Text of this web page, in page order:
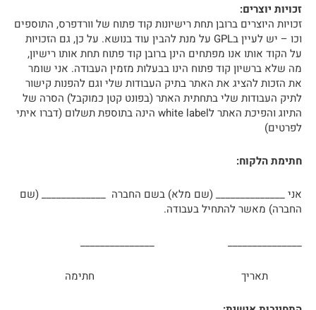
זכויות יוצרים:
זכויות היוצרים ברובן תחת רישיונות קוד פתוח של וורדפרס, התוספים
וכו – יש לעיין בGPL על מנת להבין עוד בנושא. על כן, גם הזכויות
על הקוד אותו אנו מפתחים הינן ברובן קוד פתוח תחת אותו רישיון,
מה שלא ברשיון קוד פתוח הינו בבעלות מזמין העבודה. אני שומר
את הזכות להציג את האתר בתיק העבודות שלי וגם להפנות קישור
לתיק העבודות שלי בתחתית האתר (בפונט קטן כמוקבל) הסרה של
התיוג והפיכת האתר לwhite label הינה בתוספת תשלום (דברו איתי
לפרטים)
חתימת הלקוח:
אני ______________ (שם מלא) בשם החברה _____________ (שם
החברה) מאשר להתחיל בעבודה.
_______________ _______________
תאריך חתימה